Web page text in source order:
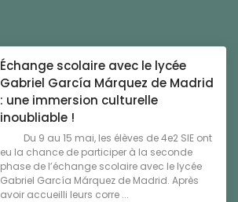
Échange scolaire avec le lycée
Gabriel García Márquez de Madrid
: une immersion culturelle
inoubliable !
Du 9 au 15 mai, les élèves de 4e2 SIE ont
eu la chance de participer à la seconde
phase de l’échange scolaire avec le lycée
Gabriel García Márquez de Madrid. Après
avoir accueilli leurs corre ...